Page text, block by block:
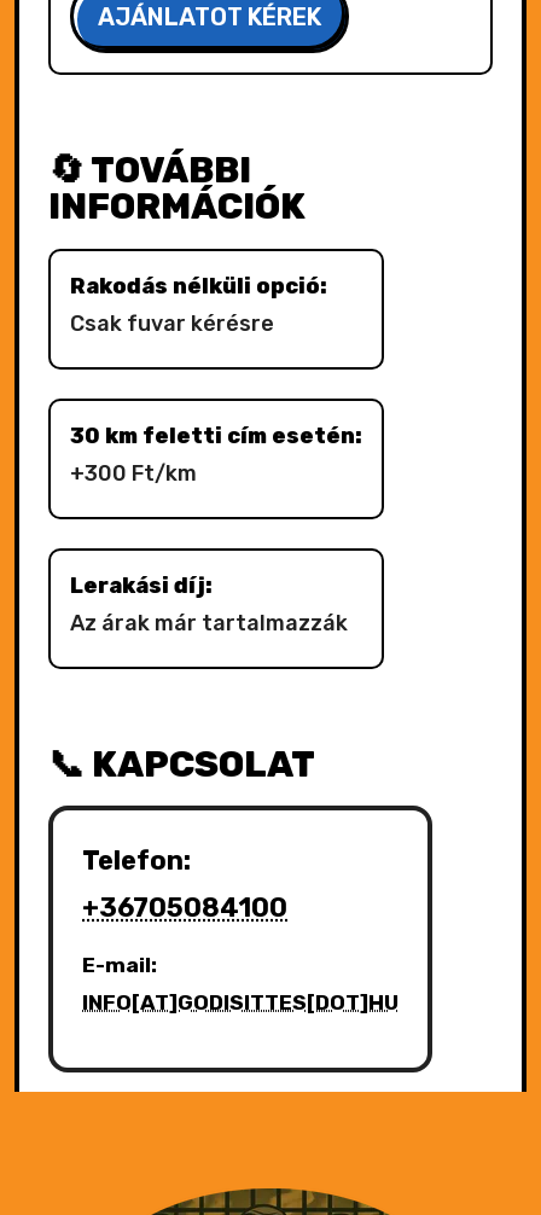
AJÁNLATOT KÉREK
🔄 TOVÁBBI
INFORMÁCIÓK
Rakodás nélküli opció:
Csak fuvar kérésre
30 km feletti cím esetén:
+300 Ft/km
Lerakási díj:
Az árak már tartalmazzák
📞 KAPCSOLAT
Telefon:
+36705084100
E-mail:
INFO[AT]GODISITTES[DOT]HU